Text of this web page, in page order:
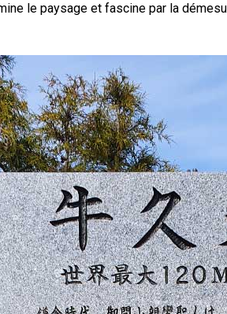
le paysage et fascine par la